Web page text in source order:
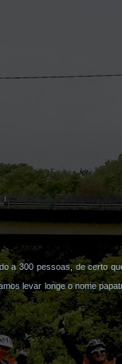
a 300 pessoas, de certo
levar longe o nome